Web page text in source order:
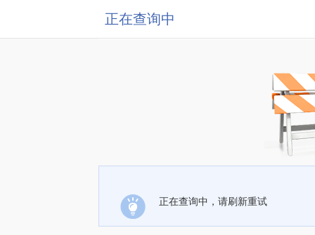
正在查询中
正在查询中，请刷新重试